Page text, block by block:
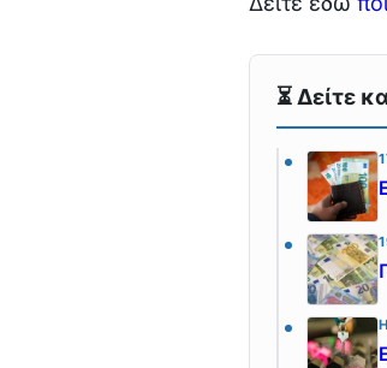
⏳ Δείτε